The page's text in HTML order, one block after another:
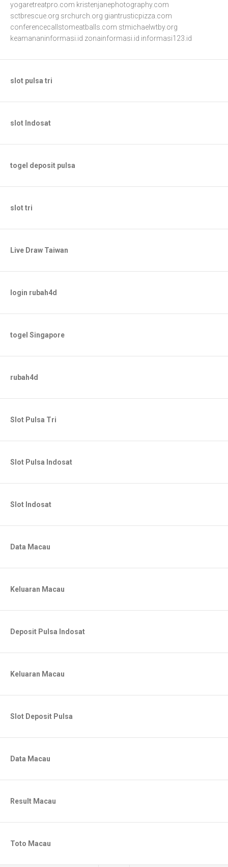
yogaretreatpro.com kristenjanephotography.com
sctbrescue.org srchurch.org giantrusticpizza.com
conferencecallstomeatballs.com stmichaelwtby.org
keamananinformasi.id zonainformasi.id informasi123.id
slot pulsa tri
slot Indosat
togel deposit pulsa
slot tri
Live Draw Taiwan
login rubah4d
togel Singapore
rubah4d
Slot Pulsa Tri
Slot Pulsa Indosat
Slot Indosat
Data Macau
Keluaran Macau
Deposit Pulsa Indosat
Keluaran Macau
Slot Deposit Pulsa
Data Macau
Result Macau
Toto Macau